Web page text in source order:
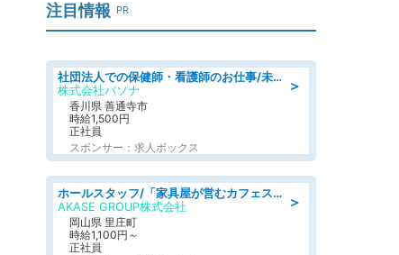
注目情報 PR
＞
社団法人での保健師・看護師のお仕事/未経験OK/要資格:普通免許、保健師、正看護師
株式会社パソナ
香川県 善通寺市
時給1,500円
正社員
スポンサー：求人ボックス
＞
ホールスタッフ/「家具屋が営むカフェスタッフ!」週2日～OK!嬉しいまかない付き/岡山県/浅口郡里庄町
AKASE GROUP株式会社
岡山県 里庄町
時給1,100円～
正社員